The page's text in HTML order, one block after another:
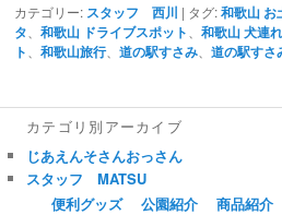
カテゴリー: スタッフ 西川 | タグ: 和歌山 お
タ 、和歌山 ドライブスポット 、和歌山 犬連
ト
、和歌山旅行、道の駅すさみ 、道の駅す
カテゴリ別アーカイブ
じあえんそさんおっさん
スタッフ MATSU
便利グッズ
公園紹介 商品紹介